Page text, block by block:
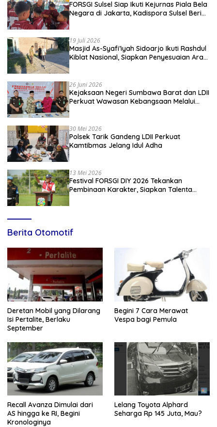
FORSGI Sulsel Siap Ikuti Kejurnas Piala Bela
Negara di Jakarta, Kadispora Sulsel Beri
19 Juli 2026
Masjid As-Syafi’iyah Sidoarjo Ikuti Rashdul
Kiblat Nasional, Siapkan Penyesuaian Arah
26 Juni 2026
Kejaksaan Negeri Sumbawa Barat dan LDII
Perkuat Wawasan Kebangsaan Melalui
30 Mei 2026
Polsek Tarik Gandeng LDII Perkuat
Kamtibmas Jelang Idul Adha
13 Mei 2026
Festival FORSGI DIY 2026 Tekankan
Pembinaan Karakter, Siapkan Talenta
Berita Otomotif
Deretan Mobil yang Dilarang
Isi Pertalite, Berlaku
September
Begini 7 Cara Merawat
Vespa bagi Pemula
Recall Avanza Dimulai dari
AS hingga ke RI, Begini
Kronologinya
Lelang Toyota Alphard
Seharga Rp 145 Juta, Mau?